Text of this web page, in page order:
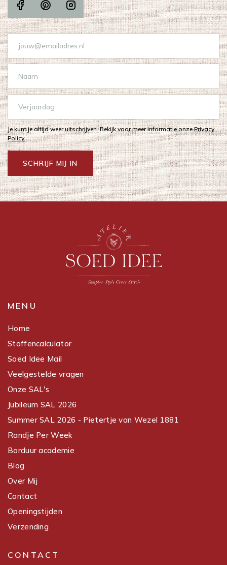
Je kunt je altijd weer uitschrijven. Bekijk voor meer informatie onzePrivacy
Policy.
SCHRIJF MIJ IN
MENU
Home
Stoffencalculator
Soed Idee Mail
Veelgestelde vragen
Onze SAL's
Jubileum SAL 2026
Summer SAL 2026 - Pietertje van Wezel 1881
Randje Per Week
Borduur academie
Blog
Over Mij
Contact
Openingstijden
Verzending
CONTACT